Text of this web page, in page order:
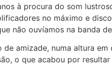
à procura do som
no máximo e
não ouvíamos na banda
de amizade, numa altura
o que acabou por